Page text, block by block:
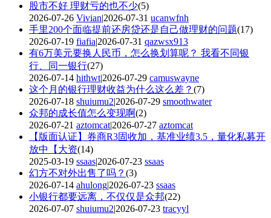
股市不好 理财亏的也不少(5)
2026-07-26 Vivian|2026-07-31 ucanwfnh
手里200个面临提前还房贷还是自己做理财的问题(17)
2026-07-19 fiafia|2026-07-31 qazwsx913
有6万美元要换人民币，怎么换划算呢？ 我看不同银
行、同一银行(27)
2026-07-14 hithwt|2026-07-29 camuswayne
这个月的银行理财收益为什么这么差？ (7)
2026-07-18 shuiumu2|2026-07-29 smoothwater
众邦的成长值怎么变现啊(2)
2026-07-21 aztomcat|2026-07-27 aztomcat
【版面认证】券商R3固收加，基准业绩3.5，量化私募开
放中【大资(14)
2025-03-19 ssaas|2026-07-23 ssaas
幻方不对外出售了吗？ (3)
2026-07-14 ahulong|2026-07-23 ssaas
小银行都要远离，不仅仅是众邦(22)
2026-07-07 shuiumu2|2026-07-23 tracyyl